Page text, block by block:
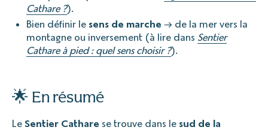
Cathare ?).
Bien définir le sens de marche → de la mer vers la
montagne ou inversement (à lire dans Sentier
Cathare à pied : quel sens choisir ?).
🌟 En résumé
Le Sentier Cathare se trouve dans le sud de la